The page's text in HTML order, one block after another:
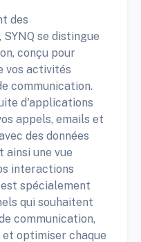
des
se distingue
conçu pour
vos activités
communication.
d'applications
appels, emails et
des données
une vue
interactions
spécialement
qui souhaitent
communication,
optimiser chaque